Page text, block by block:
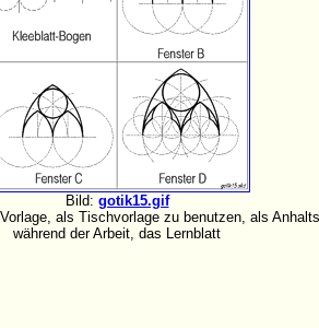
Bild: gotik15.gif
als Tischvorlage zu benutzen, als
während der Arbeit, das Lernblatt